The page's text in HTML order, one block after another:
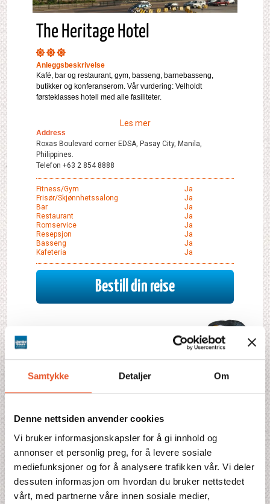
Samtykke Detaljer Om
Denne nettsiden anvender cookies
Vi bruker informasjonskapsler for å gi innhold og
annonser et personlig preg, for å levere sosiale
mediefunksjoner og for å analysere trafikken vår. Vi deler
dessuten informasjon om hvordan du bruker nettstedet
vårt, med partnerne våre innen sosiale medier,
The Heritage Hotel
Anleggsbeskrivelse
Kafé, bar og restaurant, gym, basseng, barnebasseng,
butikker og konferanserom. Vår vurdering: Velholdt
førsteklasses hotell med alle fasiliteter.
Les mer
Address
Roxas Boulevard corner EDSA, Pasay City, Manila,
Philippines.
Telefon +63 2 854 8888
Fitness/Gym
Ja
Frisør/Skjønnhetssalong
Ja
Bar
Ja
Restaurant
Ja
Romservice
Ja
Resepsjon
Ja
Basseng
Ja
Kafeteria
Ja
Bestill din reise
L° V° S
Jan
30 6
11
7